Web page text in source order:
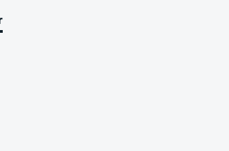
till annan webbplats.
till annan webbplats.